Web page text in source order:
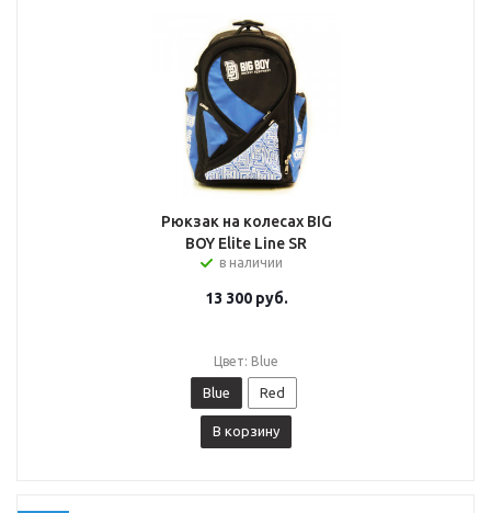
Рюкзак на колесах BIG
BOY Elite Line SR
в наличии
13 300руб.
Цвет: Blue
Blue Red
В корзину